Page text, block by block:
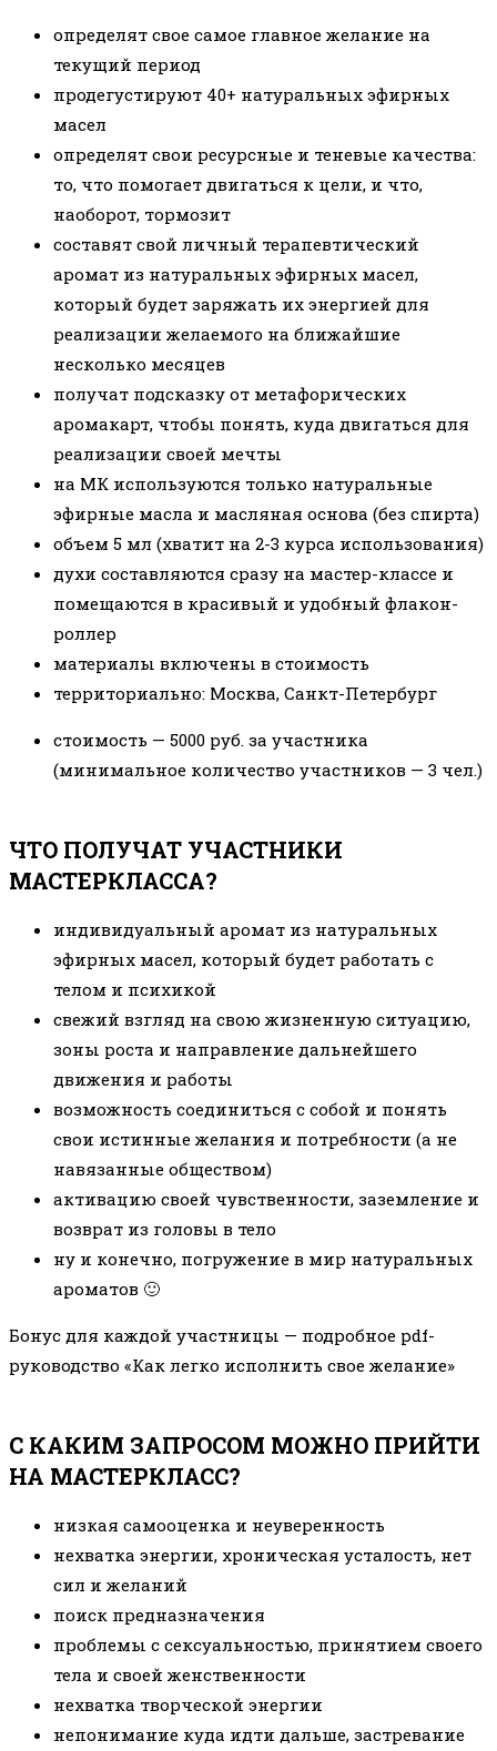
определят свое самое главное желание на
текущий период
продегустируют 40+ натуральных эфирных
масел
определят свои ресурсные и теневые качества:
то, что помогает двигаться к цели, и что,
наоборот, тормозит
составят свой личный терапевтический
аромат из натуральных эфирных масел,
который будет заряжать их энергией для
реализации желаемого на ближайшие
несколько месяцев
получат подсказку от метафорических
аромакарт, чтобы понять, куда двигаться для
реализации своей мечты
на МК используются только натуральные
эфирные масла и масляная основа (без спирта)
объем 5 мл (хватит на 2-3 курса использования)
духи составляются сразу на мастер-классе и
помещаются в красивый и удобный флакон-
роллер
материалы включены в стоимость
территориально: Москва, Санкт-Петербург
стоимость — 5000 руб. за участника
(минимальное количество участников — 3 чел.)
ЧТО ПОЛУЧАТ УЧАСТНИКИ
МАСТЕРКЛАССА?
индивидуальный аромат из натуральных
эфирных масел, который будет работать с
телом и психикой
свежий взгляд на свою жизненную ситуацию,
зоны роста и направление дальнейшего
движения и работы
возможность соединиться с собой и понять
свои истинные желания и потребности (а не
навязанные обществом)
активацию своей чувственности, заземление и
возврат из головы в тело
ну и конечно, погружение в мир натуральных
ароматов 🙂
Бонус для каждой участницы — подробное pdf-
руководство «Как легко исполнить свое желание»
С КАКИМ ЗАПРОСОМ МОЖНО ПРИЙТИ
НА МАСТЕРКЛАСС?
низкая самооценка и неуверенность
нехватка энергии, хроническая усталость, нет
сил и желаний
поиск предназначения
проблемы с сексуальностью, принятием своего
тела и своей женственности
нехватка творческой энергии
непонимание куда идти дальше, застревание